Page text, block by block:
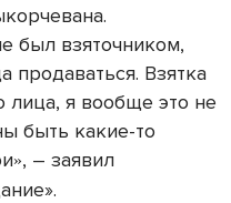
был взяточником,
продаваться. Взятка
лица, я вообще это не
быть какие-то
», – заявил